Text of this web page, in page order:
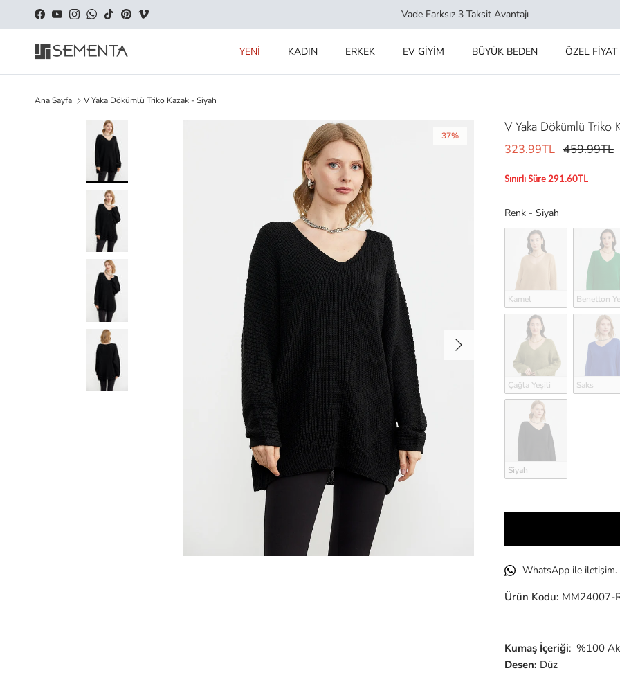
İçeriği geç
Facebook
YouTubeInstagramWhatsApp
TikTokPinterestVimeo Vade Farksız 3 Taksit Avantajı
YENİ KADIN ERKEK EV GİYİM BÜYÜK BEDEN ÖZEL FİYAT
Ana Sayfa V Yaka Dökümlü Triko Kazak - Siyah
Sonraki
37% V Yaka Dökümlü Triko
323.99TL 459.99TL
Sınırlı Süre 291.60TL
Renk - SiyahRenk
Kamel Benetton
Çağla Yeşili Saks
Siyah
WhatsApp ile iletişim.
Ürün Kodu: MM24007-
Kumaş İçeriği: %100
Desen: Düz